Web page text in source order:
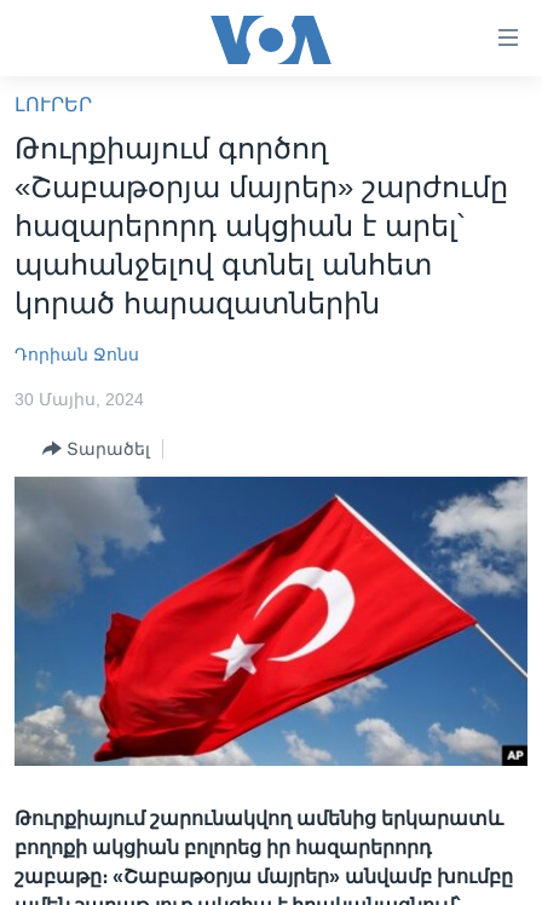
հիմնական
բովանդակությանը
անցնել
հիմնական
բովանդակությանը
հիմնական
բովանդակություն
ԼՈՒՐԵՐ
ՍՓՅՈՒՌՔ
ՏԵՍԱՆՅՈՒԹԵՐ
ՖԻԼՄԵՐ
ՖԻԼՄԵՐ
IN ENGLISH
ՄԵՐ ՄԱՍԻՆ
ՄԵՐ ՄԱՍԻՆ
ԿԱՊ ՄԵԶ ՀԵՏ
ՈՒԿՐԱԻՆԱԿԱՆ ՊԱՏԵՐԱԶՄ
Learning English
Լեզուներ
ԼՈՒՐԵՐ
Թուրքիայում գործող
«Շաբաթօրյա մայրեր» շարժումը
հազարերորդ ակցիան է արել՝
պահանջելով գտնել անհետ
կորած հարազատներին
Դորիան Ջոնս
30 Մայիս, 2024
Տարածել
Թուրքիայում շարունակվող ամենից երկարատև
բողոքի ակցիան բոլորեց իր հազարերորդ
շաբաթը։ «Շաբաթօրյա մայրեր» անվամբ խումբը